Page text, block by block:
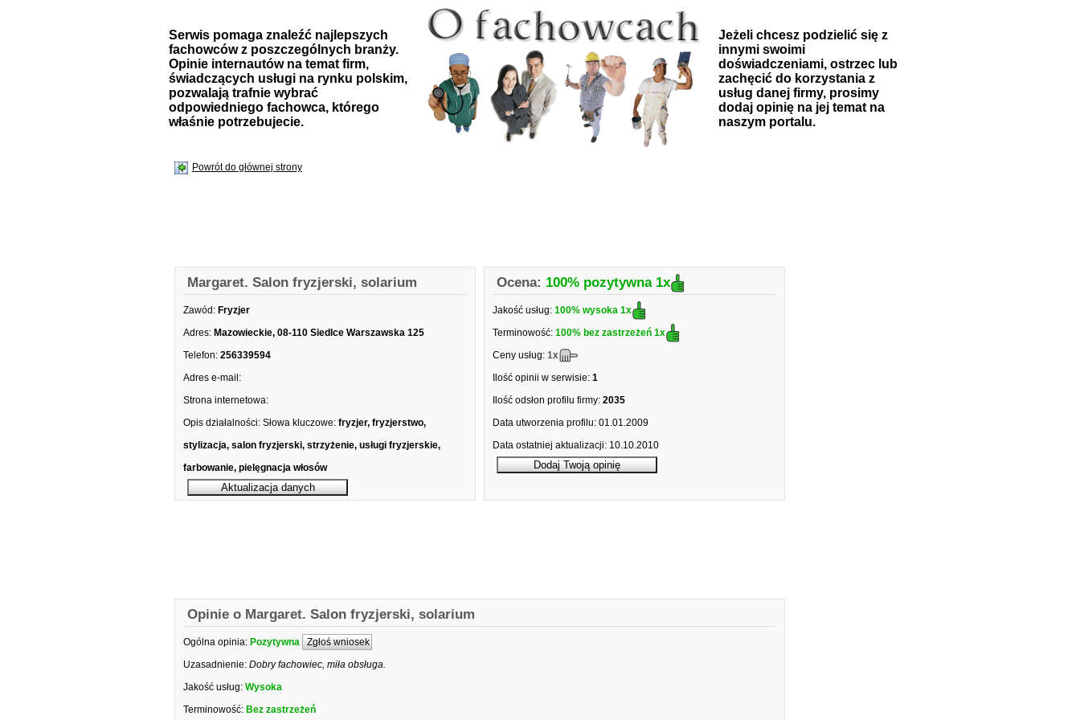
Serwis pomaga znaleźć najlepszych
fachowców z poszczególnych branży.
Opinie internautów na temat firm,
świadczących usługi na rynku polskim,
pozwalają trafnie wybrać
odpowiedniego fachowca, którego
właśnie potrzebujecie.
Jeżeli chcesz podzielić się z
innymi swoimi
doświadczeniami, ostrzec lub
zachęcić do korzystania z
usług danej firmy, prosimy
dodaj opinię na jej temat na
naszym portalu.
Powrót do głównej strony
Margaret. Salon fryzjerski, solarium
Zawód: Fryzjer
Adres: Mazowieckie, 08-110 Siedlce Warszawska 125
Telefon: 256339594
Adres e-mail:
Strona internetowa:
Opis działalności: Słowa kluczowe: fryzjer, fryzjerstwo,
stylizacja, salon fryzjerski, strzyżenie, usługi fryzjerskie,
farbowanie, pielęgnacja włosów
Ocena: 100% pozytywna 1x
Jakość usług: 100% wysoka 1x
Terminowość: 100% bez zastrzeżeń 1x
Ceny usług: 1x
Ilość opinii w serwisie: 1
Ilość odsłon profilu firmy: 2035
Data utworzenia profilu: 01.01.2009
Data ostatniej aktualizacji: 10.10.2010
Opinie o Margaret. Salon fryzjerski, solarium
Ogólna opinia: Pozytywna Zgłoś wniosek
Uzasadnienie: Dobry fachowiec, miła obsługa.
Jakość usług: Wysoka
Terminowość: Bez zastrzeżeń